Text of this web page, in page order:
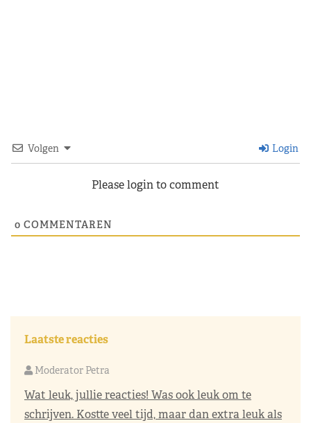
Volgen Login
Please login to comment
0 COMMENTAREN
Laatste reacties
Moderator Petra
Wat leuk, jullie reacties! Was ook leuk om te
schrijven. Kostte veel tijd, maar dan extra leuk als